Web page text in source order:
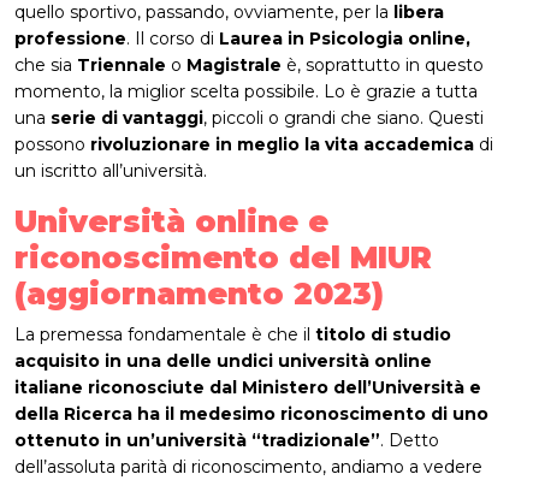
quello sportivo, passando, ovviamente, per la libera
professione. Il corso di Laurea in Psicologia online,
che sia Triennale o Magistrale è, soprattutto in questo
momento, la miglior scelta possibile. Lo è grazie a tutta
una serie di vantaggi, piccoli o grandi che siano. Questi
possono rivoluzionare in meglio la vita accademica di
un iscritto all’università.
Università online e
riconoscimento del MIUR
(aggiornamento 2023)
La premessa fondamentale è che il titolo di studio
acquisito in una delle undici università online
italiane riconosciute dal Ministero dell’Università e
della Ricerca ha il medesimo riconoscimento di uno
ottenuto in un’università “tradizionale”. Detto
dell’assoluta parità di riconoscimento, andiamo a vedere